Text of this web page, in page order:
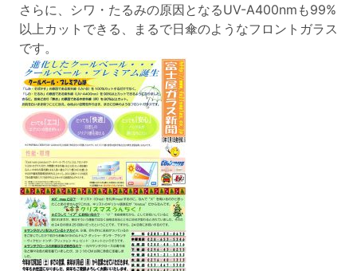
さらに、シワ・たるみの原因となるUV-A400nmも99%
以上カットできる、まるで日傘のようなフロントガラス
です。